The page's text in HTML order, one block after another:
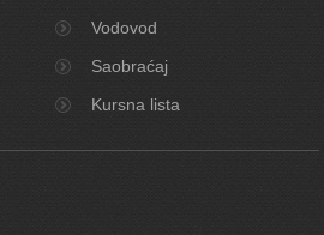
Vodovod
Saobraćaj
Kursna lista